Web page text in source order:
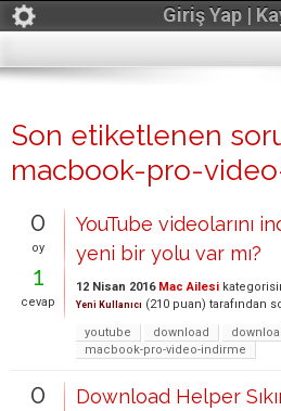
Giriş Yap |
Son etiketlenen
macbook-pro-
0
oy
1
cevap
YouTube videolarını
yeni bir yolu var mı?
12 Nisan 2016 Mac Ailesi
Yeni Kullanıcı (210 puan) tarafından
youtube
download
macbook-pro-video-indirme
0 Download Helper